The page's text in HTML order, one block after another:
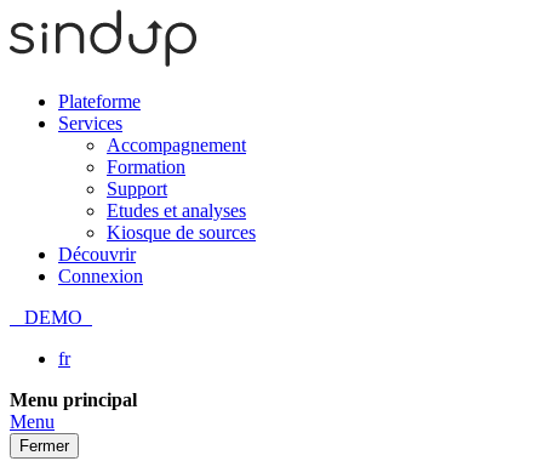
Plateforme
Services
Accompagnement
Formation
Support
Etudes et analyses
Kiosque de sources
Découvrir
Connexion
DEMO
fr
Passer
au
contenu
Menu principal
Menu
Fermer